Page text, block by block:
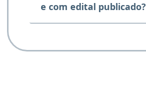
e com edital publicado?